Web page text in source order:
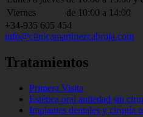
hours:
Viernes
de 10:00 a 14:00
Phone
number:
+34-935 605 454
Email
info@clinicamartinezcabruja.com
Tratamientos
Primera Visita
Estética oral antiedad sin
Implantes dentales y cirugía